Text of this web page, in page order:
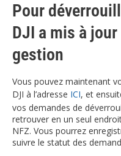
Pour
DJI a mis à
gestion
Vous pouvez maintenant
DJI à l’adresse ICI, et
vos demandes de
retrouver en un seul
NFZ. Vous pourrez
suivre le statut des